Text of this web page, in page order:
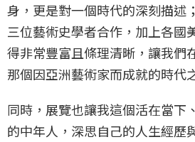
身，更是對一個時代的深刻描述
三位藝術史學者合作，加上各國
得非常豐富且條理清晰，讓我們
那個因亞洲藝術家而成就的時代
同時，展覽也讓我這個活在當下
的中年人，深思自己的人生經歷